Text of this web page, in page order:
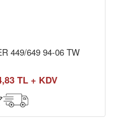
449/649 94-06 TW
TL + KDV